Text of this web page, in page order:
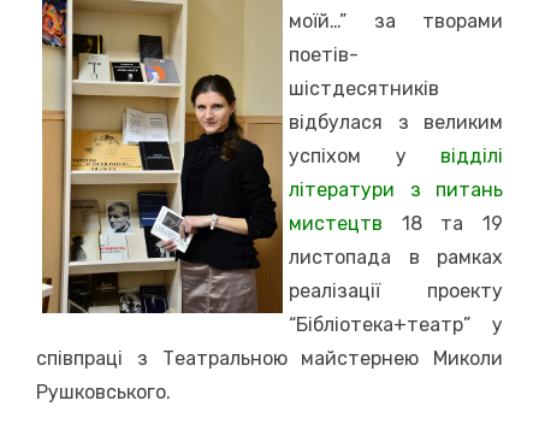
моїй…” за творами
поетів-
шістдесятників
відбулася з великим
успіхом у відділі
літератури з питань
мистецтв
18 та 19
листопада в рамках
реалізації проекту
“Бібліотека+театр” у
співпраці з Театральною майстернею Миколи
Рушковського.